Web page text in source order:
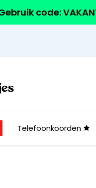
code:
Telefoonkoorden